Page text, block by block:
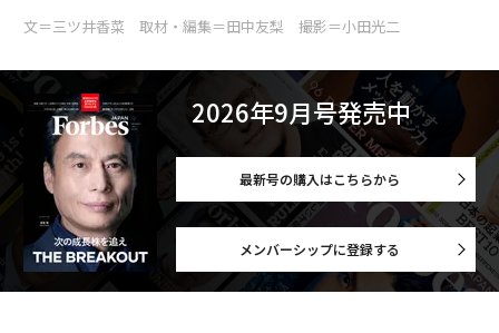
文＝三ツ井香菜 取材・編集＝田中友梨 撮影＝小田光二
2026年9月号発売中
最新号の購入はこちらから
メンバーシップに登録する